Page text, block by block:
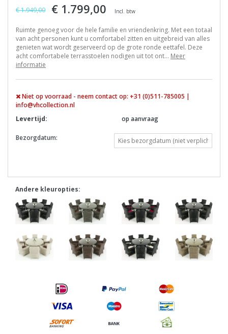
€ 1.949,00 € 1.799,00 Incl. btw
Ruimte genoeg voor de hele familie en vriendenkring. Met een totaal
van acht personen kunt u comfortabel zitten en uitgebreid van alles
genieten wat wordt geserveerd op de grote ronde eettafel. Deze
acht comfortabele terrasstoelen nodigen uit tot ont... Meer
informatie
Niet op voorraad - neem contact op: +31 (0)511-785005 |
info@vhcollection.nl
Levertijd:
op aanvraag
Bezorgdatum:
Andere kleuropties: